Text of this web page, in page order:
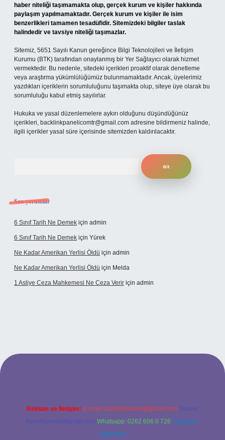
haber niteliği taşımamakta olup, gerçek kurum ve kişiler hakkında
paylaşım yapılmamaktadır. Gerçek kurum ve kişiler ile isim
benzerlikleri tamamen tesadüfidir. Sitemizdeki bilgiler taslak
halindedir ve tavsiye niteliği taşımazlar.
Sitemiz, 5651 Sayılı Kanun gereğince Bilgi Teknolojileri ve İletişim
Kurumu (BTK) tarafından onaylanmış bir Yer Sağlayıcı olarak hizmet
vermektedir. Bu nedenle, sitedeki içerikleri proaktif olarak denetleme
veya araştırma yükümlülüğümüz bulunmamaktadır. Ancak, üyelerimiz
yazdıkları içeriklerin sorumluluğunu taşımakta olup, siteye üye olarak bu
sorumluluğu kabul etmiş sayılırlar.
Hukuka ve yasal düzenlemelere aykırı olduğunu düşündüğünüz
içerikleri, backlinkpanelicomtr@gmail.com adresine bildirmeniz halinde,
ilgili içerikler yasal süre içerisinde sitemizden kaldırılacaktır.
Son yorumlar
6 Sınıf Tarih Ne Demek için admin
6 Sınıf Tarih Ne Demek için Yürek
Ne Kadar Amerikan Yerlisi Öldü için admin
Ne Kadar Amerikan Yerlisi Öldü için Melda
1 Asliye Ceza Mahkemesi Ne Ceza Verir için admin
Reklam ve İletişim: E-mail: backlinkpaneli@gmail.com Teams:
forumhizmeti@gmail.com Whatsapp: 0262 606 0 726 Telegram:
@karabul